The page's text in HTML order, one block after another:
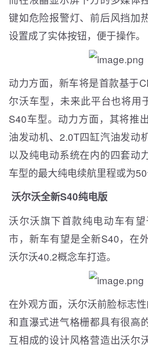
键如危险报警灯、前后风挡加
设置成了实体按钮，便于操作。
动力方面，新车将是首款基于
尔沃车型，未来此平台也将用
S40车型。动力方面，其将推
油发动机、2.0T四缸汽油发动
以及纯电动系统在内的四套动
车型的最大纯电续航里程或为50
沃尔沃全新S40纯电版
沃尔沃旗下首款纯电动车有
市，新车有望是全新S40，在
沃尔沃40.2概念车打造。
在外观方面，沃尔沃前脸标志性
和直瀑式进气格栅都具有很高
互相成的设计风格营造出沃尔